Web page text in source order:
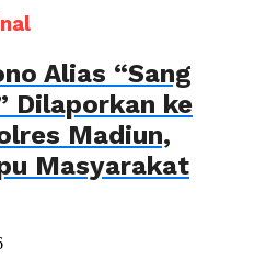
Alias “Sang
Dilaporkan ke
Madiun,
Masyarakat